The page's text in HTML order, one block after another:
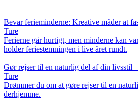
Bevar ferieminderne: Kreative måder at
Ture
Ferierne går hurtigt, men minderne kan
holder feriestemningen i live året rundt.
Gør rejser til en naturlig del af din livsstil
Ture
Drømmer du om at gøre rejser til en
derhjemme.